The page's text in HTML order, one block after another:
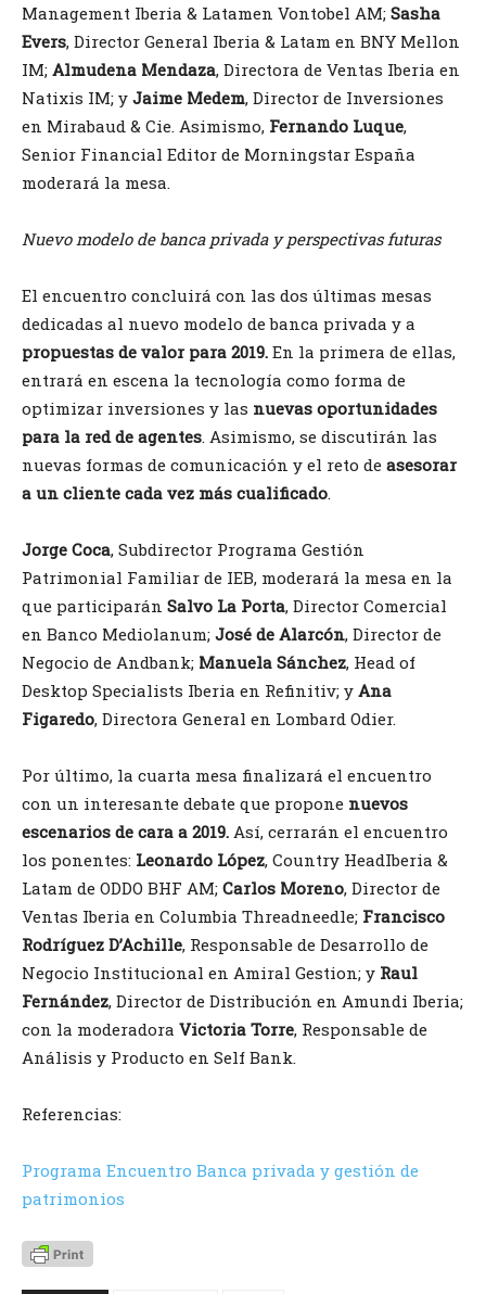
Management Iberia & Latamen Vontobel AM; Sasha
Evers, Director General Iberia & Latam en BNY Mellon
IM; Almudena Mendaza, Directora de Ventas Iberia en
Natixis IM; y Jaime Medem, Director de Inversiones
en Mirabaud & Cie. Asimismo, Fernando Luque,
Senior Financial Editor de Morningstar España
moderará la mesa.
Nuevo modelo de banca privada y perspectivas futuras
El encuentro concluirá con las dos últimas mesas
dedicadas al nuevo modelo de banca privada y a
propuestas de valor para 2019. En la primera de ellas,
entrará en escena la tecnología como forma de
optimizar inversiones y las nuevas oportunidades
para la red de agentes. Asimismo, se discutirán las
nuevas formas de comunicación y el reto de asesorar
a un cliente cada vez más cualificado.
Jorge Coca, Subdirector Programa Gestión
Patrimonial Familiar de IEB, moderará la mesa en la
que participarán Salvo La Porta, Director Comercial
en Banco Mediolanum; José de Alarcón, Director de
Negocio de Andbank; Manuela Sánchez, Head of
Desktop Specialists Iberia en Refinitiv; y Ana
Figaredo, Directora General en Lombard Odier.
Por último, la cuarta mesa finalizará el encuentro
con un interesante debate que propone nuevos
escenarios de cara a 2019. Así, cerrarán el encuentro
los ponentes: Leonardo López, Country HeadIberia &
Latam de ODDO BHF AM; Carlos Moreno, Director de
Ventas Iberia en Columbia Threadneedle; Francisco
Rodríguez D’Achille, Responsable de Desarrollo de
Negocio Institucional en Amiral Gestion; y Raul
Fernández, Director de Distribución en Amundi Iberia;
con la moderadora Victoria Torre, Responsable de
Análisis y Producto en Self Bank.
Referencias:
Programa Encuentro Banca privada y gestión de
patrimonios